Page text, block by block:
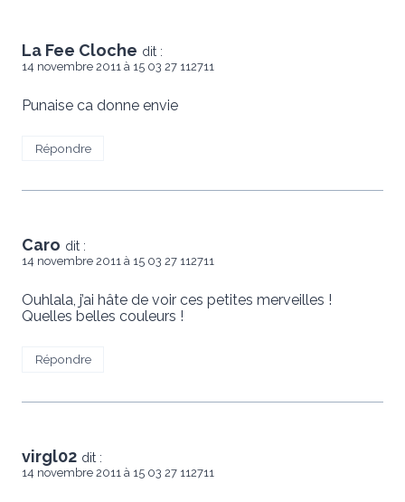
La Fee Cloche dit :
14 novembre 2011 à 15 03 27 112711
Punaise ca donne envie
Répondre
Caro dit :
14 novembre 2011 à 15 03 27 112711
Ouhlala, j’ai hâte de voir ces petites merveilles !
Quelles belles couleurs !
Répondre
virgl02 dit :
14 novembre 2011 à 15 03 27 112711